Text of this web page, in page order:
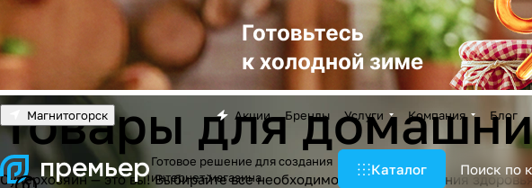
Магнитогорск Акции Бренды Услуги Компания Блог
Готовое решение для создания
интернет-магазина
Каталог
Товары для
Суперхозяин — это вы! Выбирайте все необходимое для поддержания